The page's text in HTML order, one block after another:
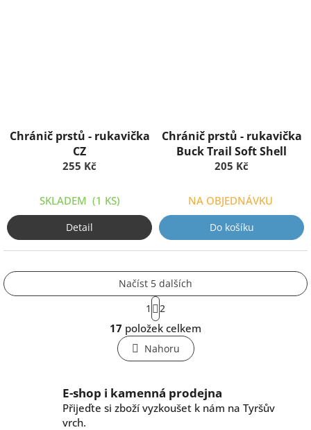
Chránič prstů - rukavička
CZ
255 Kč
SKLADEM (1 KS)
Detail
Chránič prstů - rukavička
Buck Trail Soft Shell
205 Kč
NA OBJEDNÁVKU
Do košíku
O
v
l
á
a
c
í
Načíst 5 dalších
S
t
r
á
n
k
á
n
1 2
17 položek celkem
Nahoru
E-shop i kamenná prodejna
Přijeďte si zboží vyzkoušet k nám na Tyršův
vrch.